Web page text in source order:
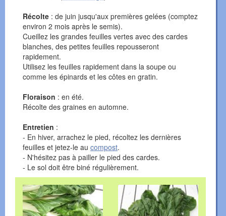
Récolte : de juin jusqu'aux premières gelées (comptez
environ 2 mois après le semis).
Cueillez les grandes feuilles vertes avec des cardes
blanches, des petites feuilles repousseront
rapidement.
Utilisez les feuilles rapidement dans la soupe ou
comme les épinards et les côtes en gratin.
Floraison : en été.
Récolte des graines en automne.
Entretien :
- En hiver, arrachez le pied, récoltez les dernières
feuilles et jetez-le au compost.
- N'hésitez pas à pailler le pied des cardes.
- Le sol doit être biné régulièrement.